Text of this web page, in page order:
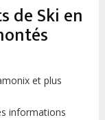
de Ski en
et plus
informations